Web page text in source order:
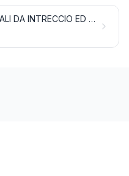
MATERIE VEGETALI DA INTRECCIO ED ALTRI PRODOTTI DI ORIGINE VEGETALE, NON NOMINATI NÉ COMPRESI ALTROVE